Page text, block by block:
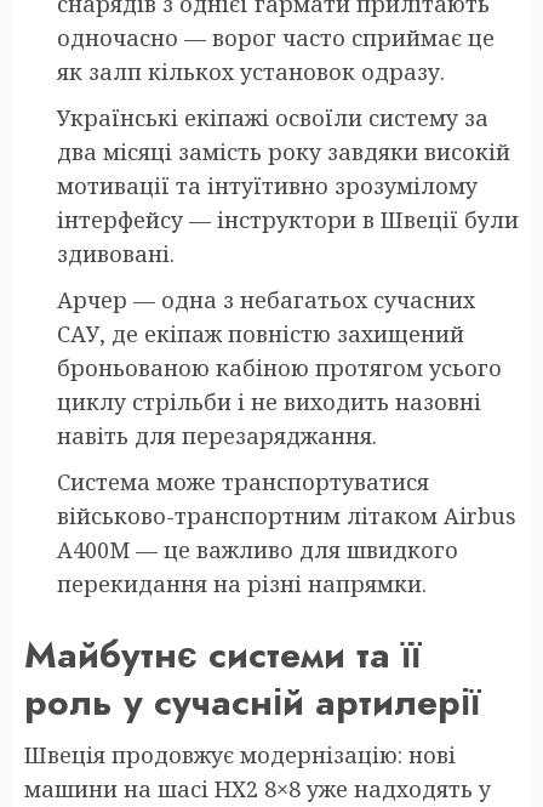
одночасно — ворог часто сприймає це
як залп кількох установок одразу.
Українські екіпажі освоїли систему за
два місяці замість року завдяки високій
мотивації та інтуїтивно зрозумілому
інтерфейсу — інструктори в Швеції були
здивовані.
Арчер — одна з небагатьох сучасних
САУ, де екіпаж повністю захищений
броньованою кабіною протягом усього
циклу стрільби і не виходить назовні
навіть для перезаряджання.
Система може транспортуватися
військово-транспортним літаком Airbus
A400M — це важливо для швидкого
перекидання на різні напрямки.
Майбутнє системи та її
роль у сучасній артилерії
Швеція продовжує модернізацію: нові
машини на шасі HX2 8×8 уже надходять у